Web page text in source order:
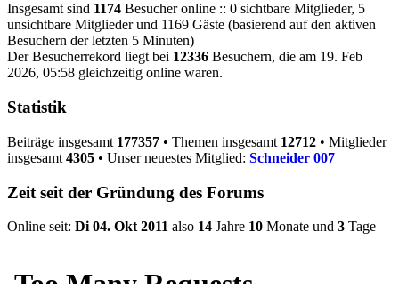
Insgesamt sind 1174 Besucher online :: 0 sichtbare Mitglieder, 5
unsichtbare Mitglieder und 1169 Gäste (basierend auf den aktiven
Besuchern der letzten 5 Minuten)
Der Besucherrekord liegt bei 12336 Besuchern, die am 19. Feb
2026, 05:58 gleichzeitig online waren.
Statistik
Beiträge insgesamt 177357 • Themen insgesamt 12712 • Mitglieder
insgesamt 4305 • Unser neuestes Mitglied: Schneider 007
Zeit seit der Gründung des Forums
Online seit: Di 04. Okt 2011 also 14 Jahre 10 Monate und 3 Tage